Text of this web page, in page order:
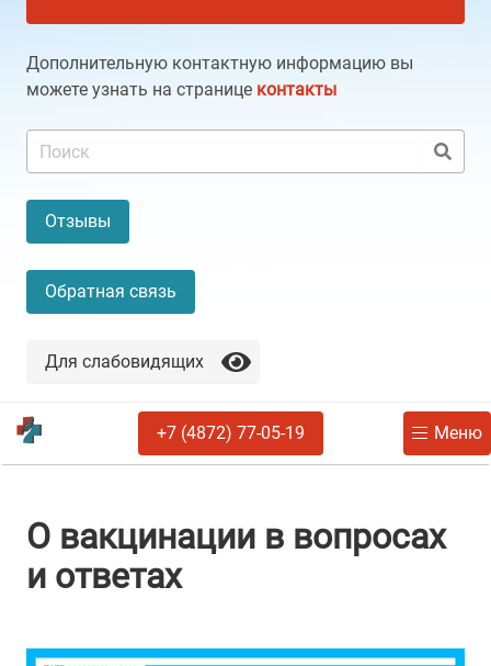
Дополнительную контактную информацию вы
можете узнать на странице контакты
Отзывы
Обратная связь
Для слабовидящих
+7 (4872) 77-05-19 Меню
О вакцинации в вопросах
и ответах